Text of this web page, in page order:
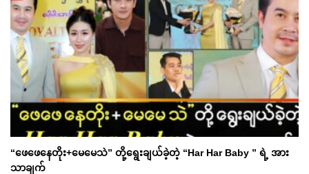
“ဖေဖေနေတိုး+မေမေသဲ” တို့ရွေးချယ်ခဲ့တဲ့ “Har Har Baby ” ရဲ့ အား
သာချက်